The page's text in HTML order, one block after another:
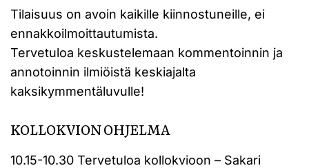
Tilaisuus on avoin kaikille kiinnostuneille, ei
ennakkoilmoittautumista.
Tervetuloa keskustelemaan kommentoinnin ja
annotoinnin ilmiöistä keskiajalta
kaksikymmentäluvulle!
KOLLOKVION OHJELMA
10.15-10.30 Tervetuloa kollokvioon – Sakari